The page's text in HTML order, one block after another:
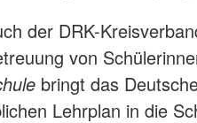
der DRK-
von
bringt das
Lehrplan in die